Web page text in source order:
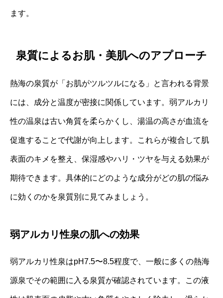
ます。
泉質によるお肌・美肌へのアプローチ
熱海の泉質が「お肌がツルツルになる」と言われる背景
には、成分と温度が密接に関係しています。弱アルカリ
性の温泉は古い角質を柔らかくし、湯温の高さが血流を
促進することで代謝が向上します。これらが複合して肌
表面のキメを整え、保湿感やハリ・ツヤを与える効果が
期待できます。具体的にどのような成分がどの肌の悩み
に効くのかを泉質別に見てみましょう。
弱アルカリ性泉の肌への効果
弱アルカリ性泉はpH7.5〜8.5程度で、一般に多くの熱海
源泉でその範囲に入る泉質が確認されています。この液